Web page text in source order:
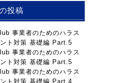
投稿
事業者のためのハラス
ント対策 基礎編 Part.5
事業者のためのハラス
ント対策 基礎編 Part.5
事業者のためのハラス
ント対策 基礎編 Part.4